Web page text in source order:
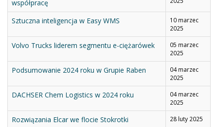
współpracę
Sztuczna inteligencja w Easy WMS
10 marzec
2025
Volvo Trucks liderem segmentu e-ciężarówek
05 marzec
2025
Podsumowanie 2024 roku w Grupie Raben
04 marzec
2025
DACHSER Chem Logistics w 2024 roku
04 marzec
2025
Rozwiązania Elcar we flocie Stokrotki 28 luty 2025